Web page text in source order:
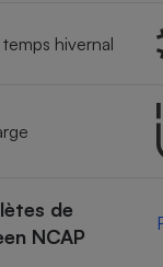
hivernal
de
NCAP